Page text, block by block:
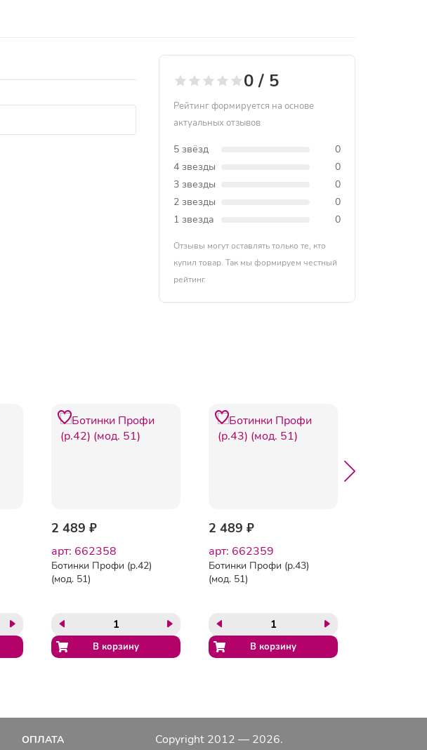
0 / 5
Рейтинг формируется на основе
актуальных отзывов
5 звёзд
0
4 звезды
0
3 звезды
0
2 звезды
0
1 звезда
0
Отзывы могут оставлять только те, кто
купил товар. Так мы формируем честный
рейтинг.
2 489 ₽
арт: 662358
Ботинки Профи (р.42)
(мод. 51)
2 489 ₽
арт: 662359
Ботинки Профи (р.43)
(мод. 51)
ОПЛАТА
Copyright 2012 — 2026.